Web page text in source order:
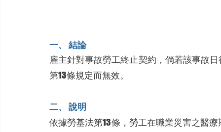
一、 結論
雇主針對事故勞工終止契約，倘若該事故
第13條規定而無效。
二、 說明
依據勞基法第13條，勞工在職業災害之醫